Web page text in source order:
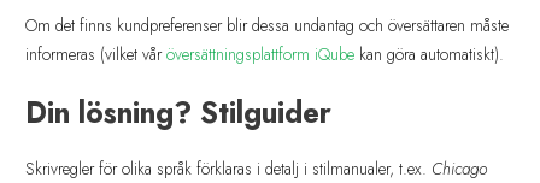
Om det finns kundpreferenser blir dessa undantag och översättaren måste
informeras (vilket våröversättningsplattform iQube kan göra automatiskt).
Din lösning? Stilguider
Skrivregler för olika språk förklaras i detalj i stilmanualer, t.ex. Chicago